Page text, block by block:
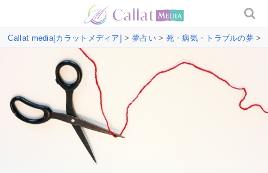
Callat media[カラットメディア] > 夢占い> 死・病気・トラブルの夢 >